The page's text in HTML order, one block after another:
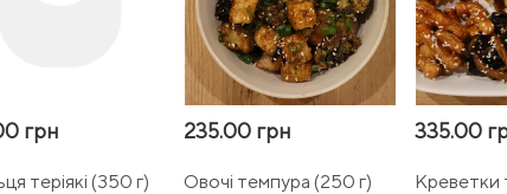
грн
теріякі (350 г)
235.00 грн
Овочі темпура (250 г)
335.00
Креветки